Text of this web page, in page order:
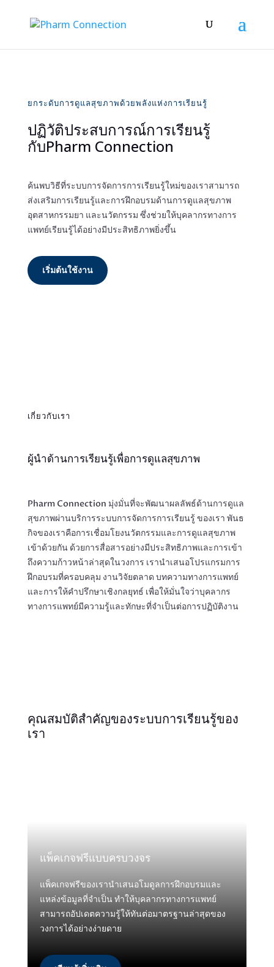
ยกระดับการดูแลสุขภาพด้วยพลังแห่งการเรียนรู้
ปฏิวัติประสบการณ์การเรียนรู้
กับPharm Connection
ค้นพบวิธีที่ระบบการจัดการการเรียนรู้ใหม่ของเราสามารถ
ส่งเสริมการเรียนรู้และการฝึกอบรมด้านการดูแลสุขภาพ
อุตสาหกรรมยา และนวัตกรรม ซึ่งช่วยให้บุคลากรทางการ
แพทย์เรียนรู้ได้อย่างมีประสิทธิภาพยิ่งขึ้น
เริ่มต้นใช้งาน
เกี่ยวกับเรา
ผู้นำด้านการเรียนรู้เพื่อการดูแลสุขภาพ
Pharm Connection มุ่งมั่นที่จะพัฒนาผลลัพธ์ด้านการดูแล
สุขภาพผ่านบริการระบบการจัดการการเรียนรู้ ของเรา พันธ
กิจของเราคือการเชื่อมโยงนวัตกรรมและการดูแลสุขภาพ
เข้าด้วยกัน ด้วยการสื่อสารอย่างมีประสิทธิภาพและการเข้า
ถึงความก้าวหน้าล่าสุดในวงการ เรานำเสนอโปรแกรมการ
ฝึกอบรมที่ครอบคลุม งานวิจัยตลาด บทความทางการแพทย์
และการให้คำปรึกษาเชิงกลยุทธ์ เพื่อให้มั่นใจว่าบุคลากร
ทางการแพทย์มีความรู้และทักษะที่จำเป็นต่อการปฏิบัติงาน
คุณสมบัติสำคัญของระบบการเรียนรู้ของ
เรา
แพ็คเกจฟรีแบบครบวงจร
แพ็คเกจฟรีของเรานำเสนอโมดูลการฝึกอบรมและ
แหล่งข้อมูลที่จำเป็น ทำให้บุคลากรทางการแพทย์
สามารถอัปเดตความรู้ให้ทันต่อมาตรฐานล่าสุดของ
วงการได้อย่างง่ายดาย